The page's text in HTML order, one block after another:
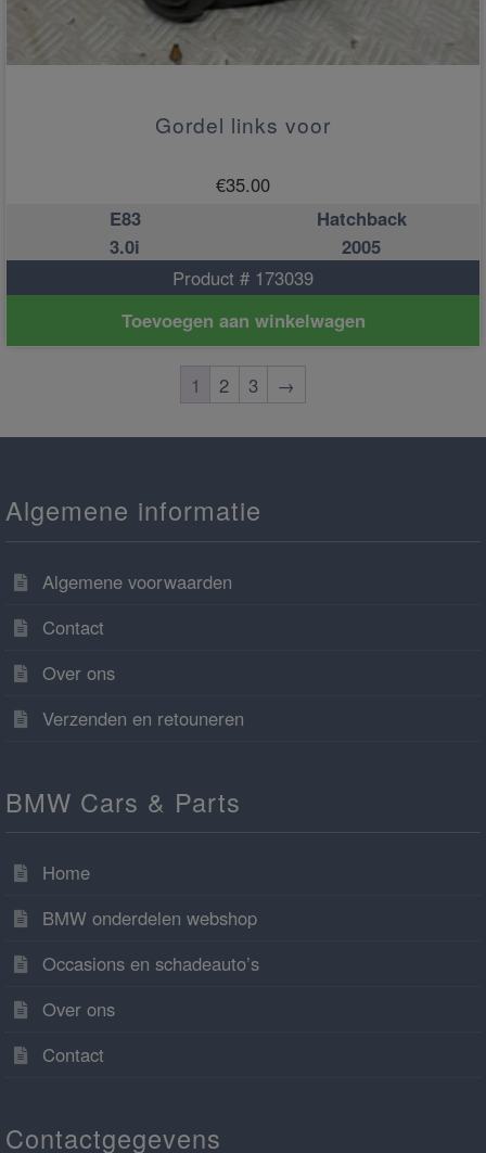
Gordel links voor
€35.00
E83
Hatchback
3.0i
2005
Product # 173039
Toevoegen aan winkelwagen
1 2 3 →
Algemene informatie
Algemene voorwaarden
Contact
Over ons
Verzenden en retouneren
BMW Cars & Parts
Home
BMW onderdelen webshop
Occasions en schadeauto’s
Over ons
Contact
Contactgegevens